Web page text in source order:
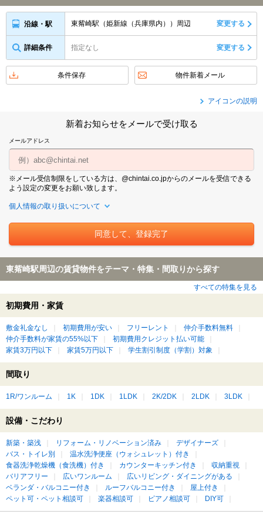
沿線・駅 東觜崎駅（姫新線（兵庫県内））周辺 変更する
詳細条件 指定なし 変更する
条件保存 物件新着メール
アイコンの説明
新着お知らせをメールで受け取る
メールアドレス
※メール受信制限をしている方は、@chintai.co.jpからのメールを受信できる
よう設定の変更をお願い致します。
個人情報の取り扱いについて
東觜崎駅周辺の賃貸物件をテーマ・特集・間取りから探す
すべての特集を見る
初期費用・家賃
敷金礼金なし 初期費用が安い フリーレント
仲介手数料無料
仲介手数料が家賃の55%以下
初期費用クレジット払い可能
家賃3万円以下
家賃5万円以下 学生割引制度（学割）対象
間取り
1R/ワンルーム 1K 1DK 1LDK 2K/2DK 2LDK 3LDK
設備・こだわり
新築・築浅 リフォーム・リノベーション済み
デザイナーズ
バス・トイレ別
温水洗浄便座（ウォシュレット）付き
食器洗浄乾燥機（食洗機）付き
カウンターキッチン付き
収納重視
バリアフリー
広いワンルーム
広いリビング・ダイニングがある
ベランダ・バルコニー付き
ルーフバルコニー付き
屋上付き
ペット可・ペット相談可
楽器相談可 ピアノ相談可 DIY可